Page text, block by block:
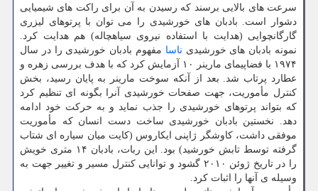
سرعت های بالایی برسند كه رسیدن به آن برای راكت های شیمیایی
دشوار است. بادبان های خورشیدی را می توان با پرتوهای لیزری
گارگانچوایی (هدایت با استفاده نیروی سیاهچاله) هم هدایت كرد.
نمونه بادبان های خورشیدی ناسا مفهوم بادبان خورشیدی را در سال
۱۹۷۴ با فضاپیمای مارینر ۱۰ آزمایش كرد كه با هدف بررسی زهره و
عطارد پرتاب شد. بعد از آنكه سوخت مارینر به پایان رسید، بخش
كنترل مأموریت، جهت صفحات خورشیدی آنرا بگونه ای تنظیم كرد
كه بتواند پرتوهای خورشیدی را جذب نماید و به حركت خود ادامه
دهد. نخستین بادبان خورشیدی ساخت دست انسان كه مأموریت
موفقی داشت، كاوشگر ژاپنی ایكاروس (كایت میان سیاره ای شتاب
گرفته توسط تابش خورشید) بود. این ربات، بادبان ۱۴ متری خویش
را در تاریخ ژوئن ۲۰۱۰ گشود و توانایی كنترل مسیر و تغییر جهت به
وسیله ی آنها را اثبات كرد.